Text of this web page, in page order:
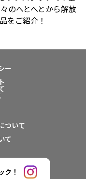
のへとへとから解放
をご紹介！
ー
ついて
て
ク！